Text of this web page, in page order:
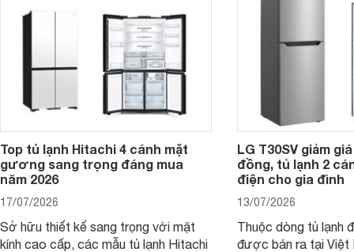
phải cân nhắc. Trên thị trường hiện
Top tủ lạnh Hitachi 4 cánh mặt
gương sang trọng đáng mua
năm 2026
17/07/2026
Sở hữu thiết kế sang trọng với mặt
kính cao cấp, các mẫu tủ lạnh Hitachi
LG T30SV giảm
đồng, tủ lạnh 2
điện cho gia đình
13/07/2026
Thuộc dòng tủ lạnh
được bán ra tại Việt